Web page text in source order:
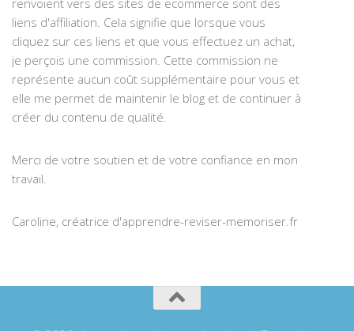
renvoient vers des sites de ecommerce sont des
liens d'affiliation. Cela signifie que lorsque vous
cliquez sur ces liens et que vous effectuez un achat,
je perçois une commission. Cette commission ne
représente aucun coût supplémentaire pour vous et
elle me permet de maintenir le blog et de continuer à
créer du contenu de qualité.
Merci de votre soutien et de votre confiance en mon
travail.
Caroline, créatrice d'apprendre-reviser-memoriser.fr